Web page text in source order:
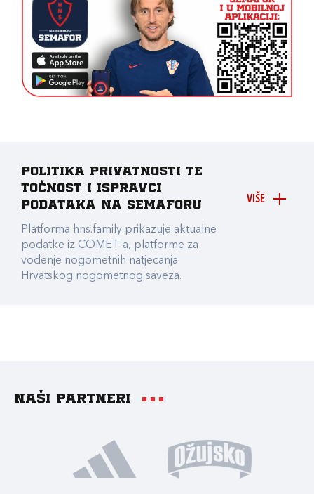
VIŠE
Politika privatnosti te
točnost i ispravci
podataka na Semaforu
Platforma hns.family prikazuje aktualne
podatke iz COMET-a, platforme za
vođenje nogometnih natjecanja
Hrvatskog nogometnog saveza.
Naši partneri